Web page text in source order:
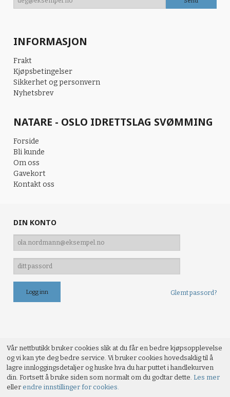
INFORMASJON
Frakt
Kjøpsbetingelser
Sikkerhet og personvern
Nyhetsbrev
NATARE - OSLO IDRETTSLAG SVØMMING
Forside
Bli kunde
Om oss
Gavekort
Kontakt oss
DIN KONTO
Glemt passord?
Vår nettbutikk bruker cookies slik at du får en bedre kjøpsopplevelse
og vi kan yte deg bedre service. Vi bruker cookies hovedsaklig til å
lagre innloggingsdetaljer og huske hva du har puttet i handlekurven
din. Fortsett å bruke siden som normalt om du godtar dette.Les mer
eller endre innstillinger for cookies.